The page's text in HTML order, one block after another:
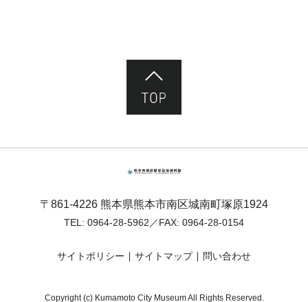
〒861-4226 熊本県熊本市南区城南町塚原1924
TEL: 0964-28-5962 ／FAX: 0964-28-0154
サイトポリシー サイトマップ 問い合わせ
Copyright (c) Kumamoto City Museum All Rights Reserved.